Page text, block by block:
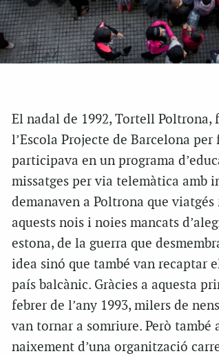
El nadal de 1992, Tortell Poltrona,
l’Escola Projecte de Barcelona
participava en un programa
missatges per via telemàtica amb
demanaven a Poltrona que
aquests nois i noies mancats
estona, de la guerra que
idea sinó que també van recaptar
país balcànic. Gràcies a aquesta
febrer de l’any 1993, milers de
van tornar a somriure. Però
naixement d’una organització